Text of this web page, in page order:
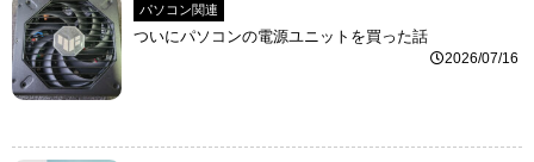
パソコン関連
ついにパソコンの電源ユニットを買った話
2026/07/16